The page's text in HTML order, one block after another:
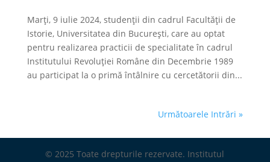
Marți, 9 iulie 2024, studenții din cadrul Facultății de
Istorie, Universitatea din București, care au optat
pentru realizarea practicii de specialitate în cadrul
Institutului Revoluției Române din Decembrie 1989
au participat la o primă întâlnire cu cercetătorii din...
Următoarele Intrări »
© 2025 Toate drepturile rezervate. Institutul